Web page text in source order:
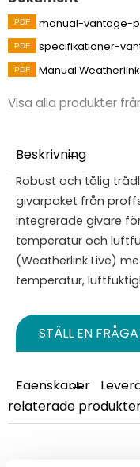
manual-vantage-
specifikationer-
Manual Weatherlink
Visa alla produkter
Beskrivning
Robust och tålig
givarpaket från
integrerade givare
temperatur och
(Weatherlink Live)
temperatur,
STÄLL EN
Egenskaper
relaterade